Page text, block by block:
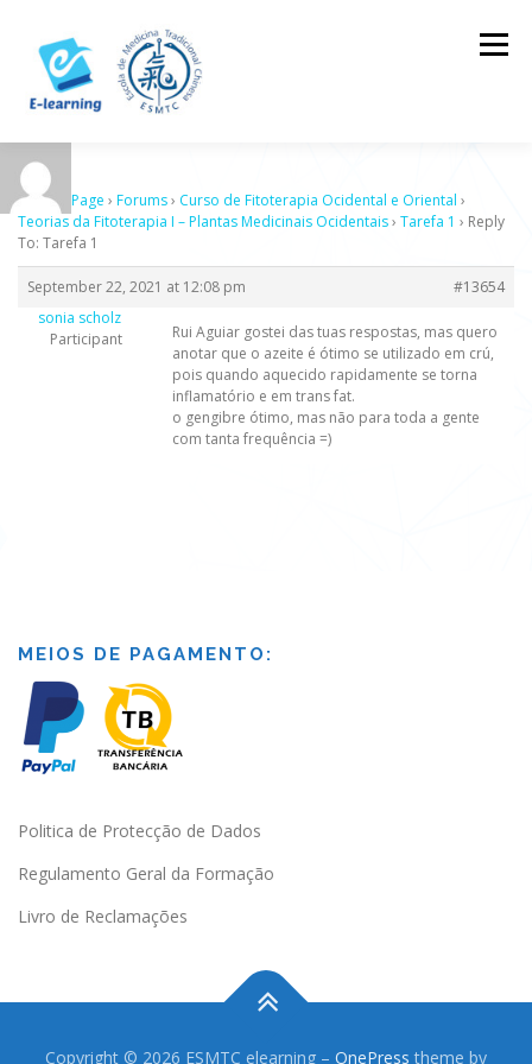
content
Menu
HOME
Sample Page › Forums› Curso de Fitoterapia Ocidental e Oriental ›
Teorias da Fitoterapia I – Plantas Medicinais Ocidentais› Tarefa 1 › Reply
To: Tarefa 1
September 22, 2021 at 12:08 pm
#13654
sonia scholz
Participant
Rui Aguiar gostei das tuas respostas, mas quero
anotar que o azeite é ótimo se utilizado em crú,
pois quando aquecido rapidamente se torna
inflamatório e em trans fat.
o gengibre ótimo, mas não para toda a gente
com tanta frequência =)
MEIOS DE PAGAMENTO:
Politica de Protecção de Dados
Regulamento Geral da Formação
Livro de Reclamações
Copyright © 2026 ESMTC elearning – OnePress theme by